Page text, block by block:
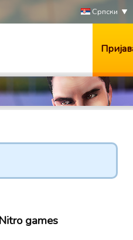
Српски
games